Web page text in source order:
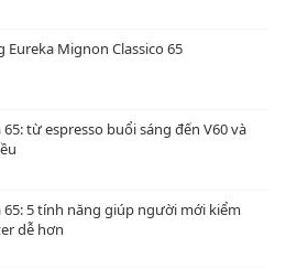
Mignon Classico 65
từ espresso buổi sáng đến V60 và
65: 5 tính năng giúp người mới kiểm
dễ hơn